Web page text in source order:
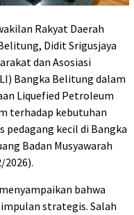
Rakyat Daerah
Didit Srigusjaya
dan Asosiasi
Bangka Belitung dalam
Liquefied Petroleum
terhadap kebutuhan
pedagang kecil di Bangka
Badan Musyawarah
2026).
bahwa
strategis. Salah